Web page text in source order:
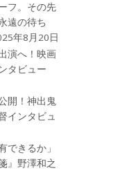
フ。その先
遠の待ち
年8月20日
演へ！映画
タビュー
開！神出鬼
インタビュ
できるか」
』野澤和之